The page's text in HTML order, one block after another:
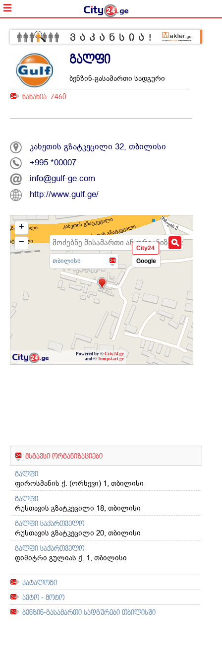
გალფი
ბენზინ-გასამართი სადგური
ნანახია: 7460
კახეთის გზატკეცილი 32, თბილისი
+995 *00007
info@gulf-ge.com
http://www.gulf.ge/
თბილისი
Powered by ©City24.ge
and ©Jumpstart.ge
+
−
City24
Google
მსგავსი ორგანიზაციები
გალფი
ფიროსმანის ქ. (ორხევი) 1, თბილისი
გალფი
რუსთავის გზატკეცილი 18, თბილისი
გალფი საქართველო
რუსთავის გზატკეცილი 20, თბილისი
გალფი საქართველო
დიმიტრი გულიას ქ. 1, თბილისი
კატალოგი
ავტო - მოტო
ბენზინ-გასამართი სადგურები თბილისში